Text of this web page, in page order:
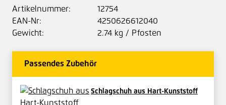
Artikelnummer:
12754
EAN-Nr:
4250626612040
Gewicht:
2.74 kg / Pfosten
Passendes Zubehör
Schlagschuh aus Hart-Kunststoff